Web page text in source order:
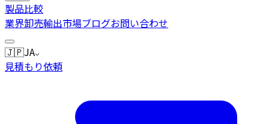
製品比較
業界卸売輸出市場ブログお問い合わせ
🇯🇵JA
見積もり依頼